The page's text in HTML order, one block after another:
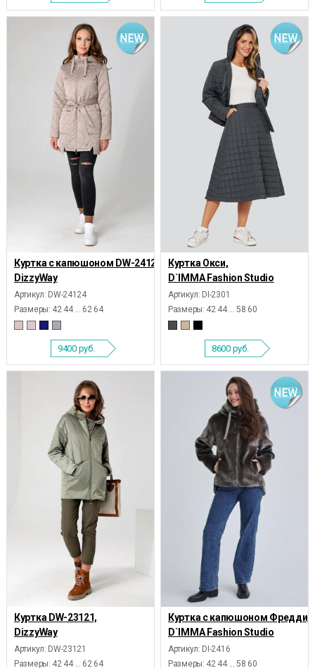
Куртка с капюшоном DW-24124,
DizzyWay
Артикул: DW-24124
Размеры: 42 44 ... 62 64
9400 руб.
Куртка Окси,
D`IMMA Fashion Studio
Артикул: DI-2301
Размеры: 42 44 ... 58 60
8600 руб.
Куртка DW-23121,
DizzyWay
Артикул: DW-23121
Размеры: 42 44 ... 62 64
Куртка с капюшоном Фредди,
D`IMMA Fashion Studio
Артикул: DI-2416
Размеры: 42 44 ... 58 60